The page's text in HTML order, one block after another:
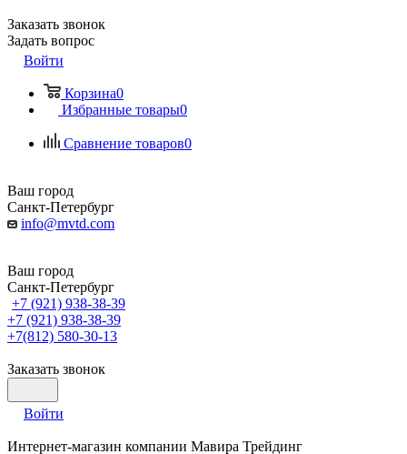
Заказать звонок
Задать вопрос
Войти
Корзина0
Избранные товары0
Сравнение товаров0
Ваш город
Санкт-Петербург
info@mvtd.com
Ваш город
Санкт-Петербург
+7 (921) 938-38-39
+7 (921) 938-38-39
+7(812) 580-30-13
Заказать звонок
Войти
Интернет-магазин компании Мавира Трейдинг